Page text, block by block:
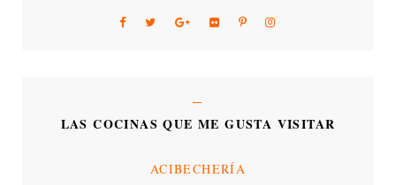
LAS COCINAS QUE ME GUSTA VISITAR
ACIBECHERÍA